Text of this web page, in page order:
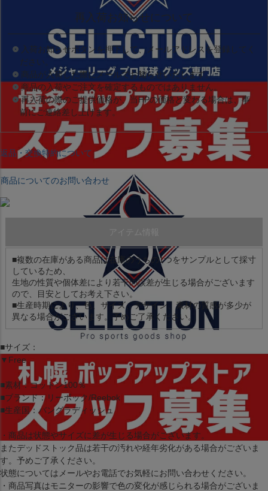
再入荷お知らせについて
入荷お知らせボタンを押下して、メールアドレスを登録してく
ださい。
商品が入荷した際にメールでお知らせいたします。
商品の入荷やご注文を確定するものではありません。
再入荷の際のご提供価格が、当HPの価格と変わる場合は、事
前にご連絡差し上げます。
返品・交換特約について
商品についてのお問い合わせ
アイテム情報
■複数の在庫がある商品は在庫のうちの1つをサンプルとして採寸
しているため、
生地の性質や個体差により若干の誤差が生じる場合がございます
ので、目安としてお考え下さい。
■生産時期により、色、サイズ、デザイン、素材の質感が多少が
異なる場合がございます。予めご了承ください。
■サイズ：
▼Free
■素材：コットン100％
■ブランド：リーボック/Reebok
■生産国：バングラディッシュ
・商品は状態やサイズに差が生じる場合がございます。
またデッドストック品は若干の汚れや経年劣化がある場合がございま
す。予めご了承ください。
状態についてはメールやお電話でお気軽にお問い合わせください。
・商品写真はモニターの影響で色の変化が感じられる場合がございま